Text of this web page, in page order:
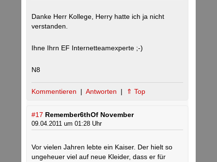
Danke Herr Kollege, Herry hatte ich ja nicht
verstanden.
Ihne Ihrn EF Internetteamexperte ;-)
N8
Kommentieren | Antworten | ⇑ Top
#17 Remember6thOf November
09.04.2011 um 01:28 Uhr
Vor vielen Jahren lebte ein Kaiser. Der hielt so
ungeheuer viel auf neue Kleider, dass er für